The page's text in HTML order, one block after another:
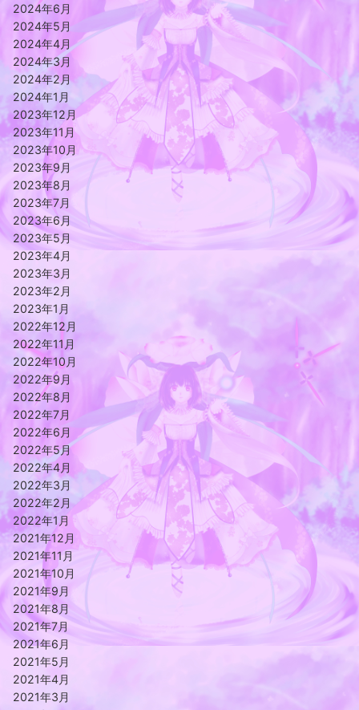
2024年6月
2024年5月
2024年4月
2024年3月
2024年2月
2024年1月
2023年12月
2023年11月
2023年10月
2023年9月
2023年8月
2023年7月
2023年6月
2023年5月
2023年4月
2023年3月
2023年2月
2023年1月
2022年12月
2022年11月
2022年10月
2022年9月
2022年8月
2022年7月
2022年6月
2022年5月
2022年4月
2022年3月
2022年2月
2022年1月
2021年12月
2021年11月
2021年10月
2021年9月
2021年8月
2021年7月
2021年6月
2021年5月
2021年4月
2021年3月